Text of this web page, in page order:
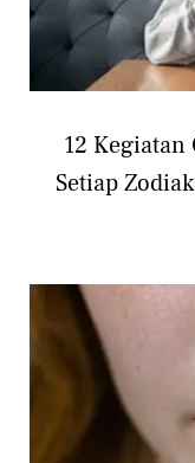
12
Setiap